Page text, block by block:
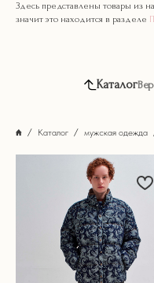
Здесь представлены товары из
значит это находится в разделе
Каталог
Каталог мужская одежда